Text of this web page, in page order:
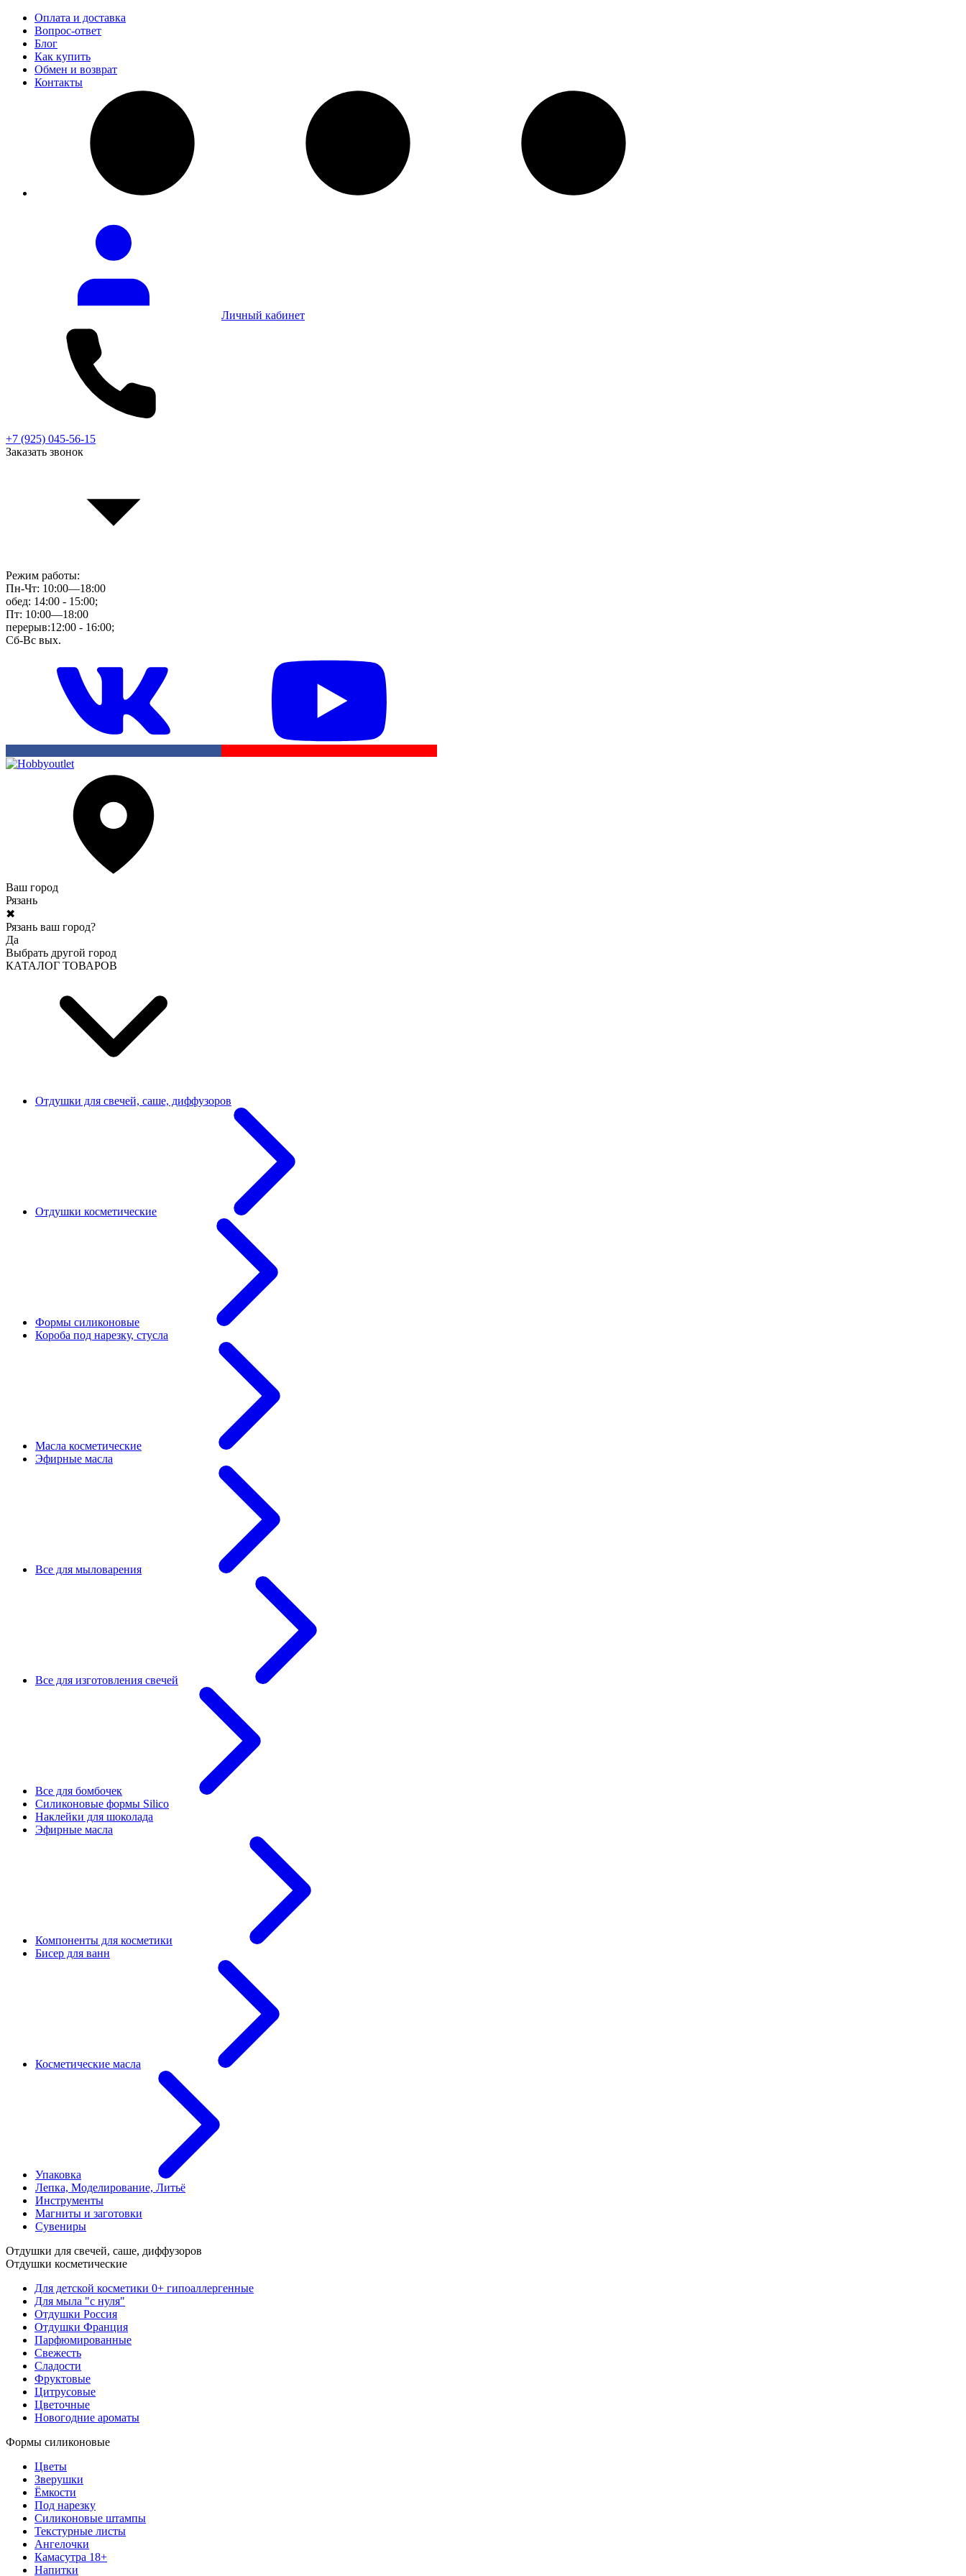
Оплата и доставка
Вопрос-ответ
Блог
Как купить
Обмен и возврат
Контакты
Личный кабинет
+7 (925) 045-56-15
Заказать звонок
Режим работы:
Пн-Чт: 10:00—18:00
обед: 14:00 - 15:00;
Пт: 10:00—18:00
перерыв:12:00 - 16:00;
Сб-Вс вых.
Ваш город
Рязань
✖
Рязань ваш город?
Да
Выбрать другой город
КАТАЛОГ ТОВАРОВ
Отдушки для свечей, саше, диффузоров
Отдушки косметические
Формы силиконовые
Короба под нарезку, стусла
Масла косметические
Эфирные масла
Все для мыловарения
Все для изготовления свечей
Все для бомбочек
Силиконовые формы Silico
Наклейки для шоколада
Эфирные масла
Компоненты для косметики
Бисер для ванн
Косметические масла
Упаковка
Лепка, Моделирование, Литьё
Инструменты
Магниты и заготовки
Сувениры
Отдушки для свечей, саше, диффузоров
Отдушки косметические
Для детской косметики 0+ гипоаллергенные
Для мыла "с нуля"
Отдушки Россия
Отдушки Франция
Парфюмированные
Свежесть
Сладости
Фруктовые
Цитрусовые
Цветочные
Новогодние ароматы
Формы силиконовые
Цветы
Зверушки
Ёмкости
Под нарезку
Силиконовые штампы
Текстурные листы
Ангелочки
Камасутра 18+
Напитки